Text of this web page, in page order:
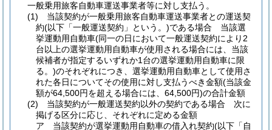
一般乗用旅客自動車運送事業者等に対し支払う。
(1)
当該契約が一般乗用旅客自動車運送事業者との運送契
約(以下「一般運送契約」という。)である場合 当該選
挙運動用自動車(同一の日において一般運送契約により2
台以上の選挙運動用自動車が使用される場合には、当該
候補者が指定するいずれか1台の選挙運動用自動車に限
る。)のそれぞれにつき、選挙運動用自動車として使用さ
れた各日についてその使用に対し支払うべき金額(当該金
額が64,500円を超える場合には、64,500円)の合計金額
(2)
当該契約が一般運送契約以外の契約である場合 次に
掲げる区分に応じ、それぞれに定める金額
ア
当該契約が選挙運動用自動車の借入れ契約(以下「自